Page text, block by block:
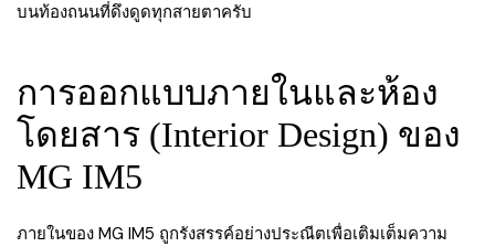
บนท้องถนนที่ดึงดูดทุกสายตาครับ
การออกแบบภายในและห้อง
โดยสาร (Interior Design) ของ
MG IM5
ภายในของ MG IM5 ถูกรังสรรค์อย่างประณีตเพื่อเติมเต็มความ